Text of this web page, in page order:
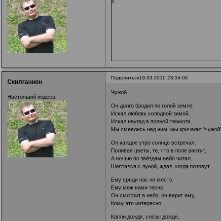
Поделиться19.03.2010 23:34:06
Скилганнон
Настоящий индеец!
Чужой
Он долго бродил по голой земле,
Искал любовь холодной зимой,
Искал наугад в полной темноте,
Мы смеялись над ним, мы кричали:
Он каждое утро солнце встречал,
Поливая цветы, те, что в поле растут,
А ночью по звёздам небо читал,
Шептался с луной, ждал, когда позовут.
Ему среди нас не место,
Ему меж нами тесно,
Он смотрит в небо, он верит ему,
Кому это интересно.
Капли дождя, слёзы дождя,